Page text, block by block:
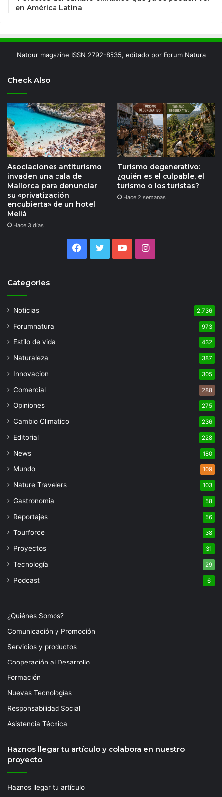
en América Latina
Natour magazine ISSN 2792-8535, editado por Forum Natura
Check Also
Asociaciones antiturismo
invaden una cala de
Mallorca para denunciar
su «privatización
encubierta» de un hotel
Meliá
Hace 3 días
Turismo degenerativo:
¿quién es el culpable, el
turismo o los turistas?
Hace 2 semanas
Facebook
TwitterYouTubeInstagram
Categories
Noticias 2.736
Forumnatura 973
Estilo de vida 432
Naturaleza 387
Innovacion 305
Comercial 288
Opiniones 275
Cambio Climatico 236
Editorial 228
News 180
Mundo 109
Nature Travelers 103
Gastronomia 58
Reportajes 56
Tourforce 38
Proyectos 31
Tecnología 29
Podcast 6
¿Quiénes Somos?
Comunicación y Promoción
Servicios y productos
Cooperación al Desarrollo
Formación
Nuevas Tecnologías
Responsabilidad Social
Asistencia Técnica
Haznos llegar tu artículo y colabora en nuestro
proyecto
Haznos llegar tu artículo